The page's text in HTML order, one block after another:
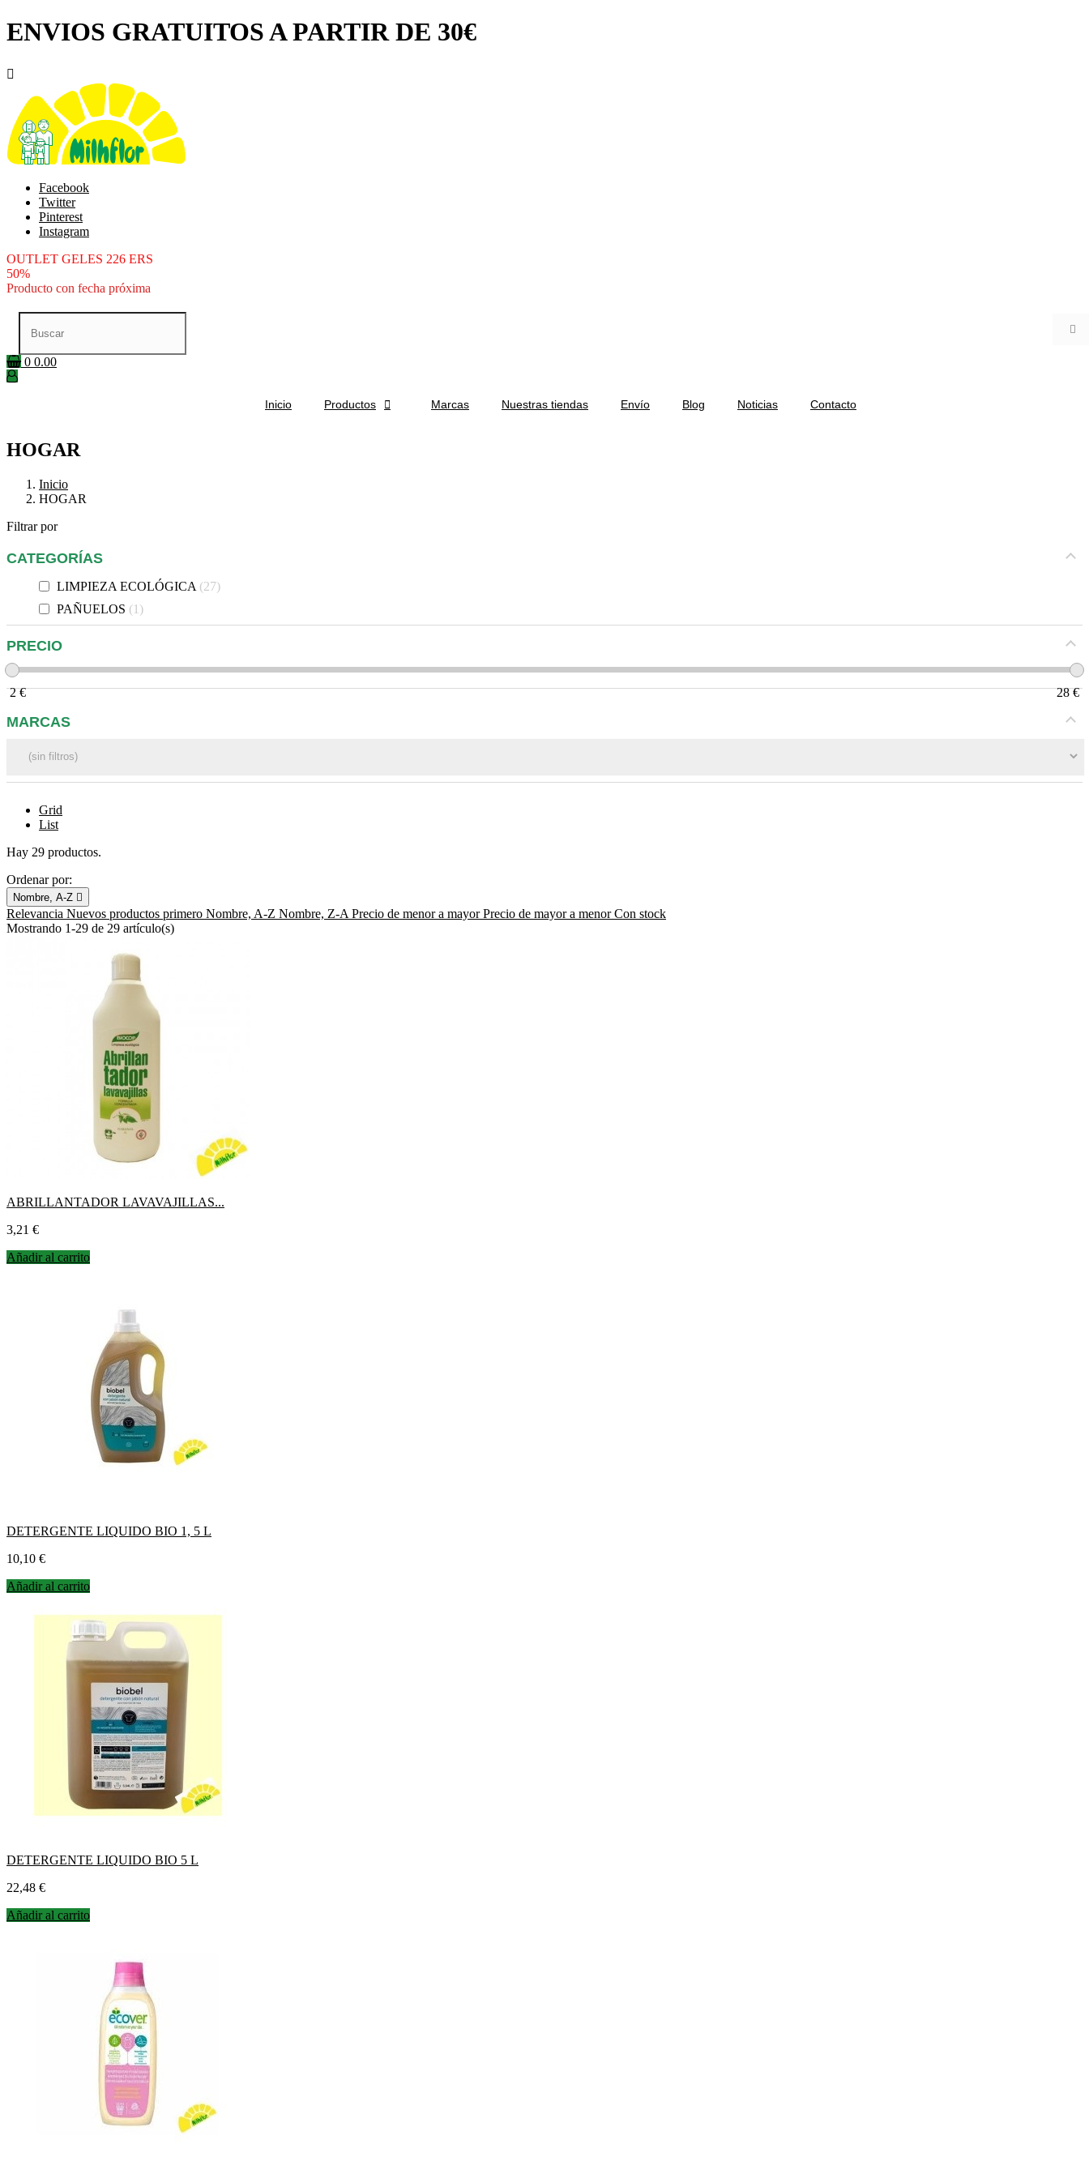
ENVIOS GRATUITOS A PARTIR DE 30€

Facebook
Twitter
Pinterest
Instagram
OUTLET GELES 226 ERS
50%
Producto con fecha próxima

0 0.00
Inicio Productos  Marcas Nuestras tiendas Envío Blog Noticias Contacto
HOGAR
Inicio
HOGAR
Filtrar por
CATEGORÍAS
LIMPIEZA ECOLÓGICA
27
PAÑUELOS
1
PRECIO
2 € 28 €
MARCAS
Grid
List
Hay 29 productos.
Ordenar por:
Nombre, A-Z 
Relevancia Nuevos productos primero Nombre, A-Z Nombre, Z-A Precio de menor a mayorPrecio de mayor a menorCon stock
Mostrando 1-29 de 29 artículo(s)
ABRILLANTADOR LAVAVAJILLAS...
Precio
3,21 €
Añadir al carrito
DETERGENTE LIQUIDO BIO 1, 5 L
Precio
10,10 €
Añadir al carrito
DETERGENTE LIQUIDO BIO 5 L
Precio
22,48 €
Añadir al carrito